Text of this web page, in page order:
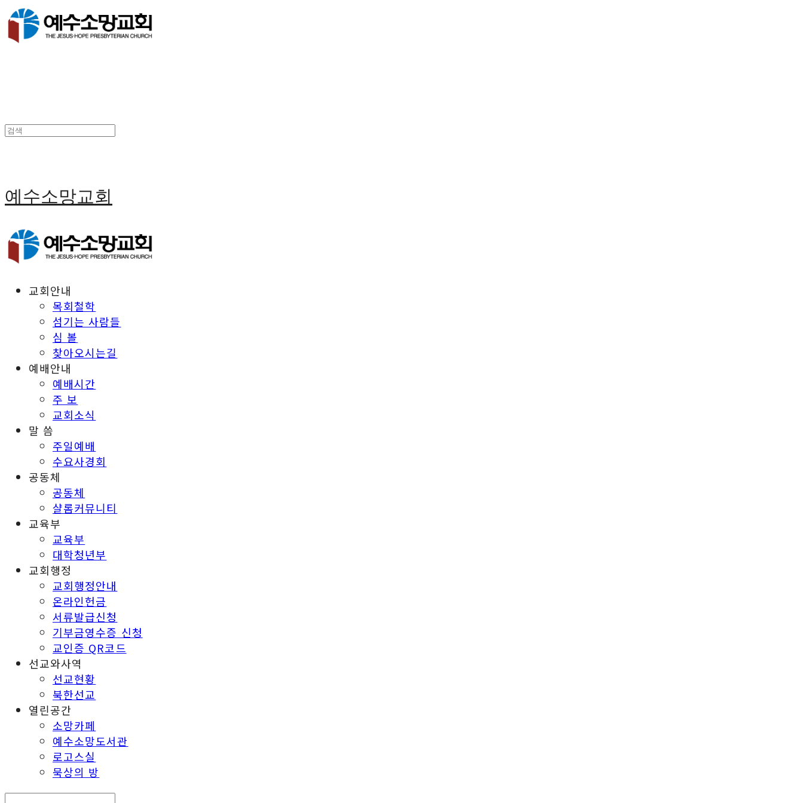
예수소망교회
교회안내
목회철학
섬기는 사람들
심 볼
찾아오시는길
예배안내
예배시간
주 보
교회소식
말 씀
주일예배
수요사경회
공동체
공동체
샬롬커뮤니티
교육부
교육부
대학청년부
교회행정
교회행정안내
온라인헌금
서류발급신청
기부금영수증 신청
교인증 QR코드
선교와사역
선교현황
북한선교
열린공간
소망카페
예수소망도서관
로고스실
묵상의 방